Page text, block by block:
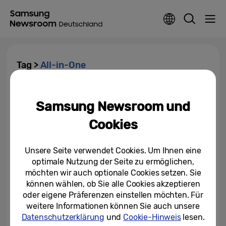
Tag >All-in-One
Content schnell verarbeiten und
verwalten: Samsung kündigt
seine neue...
25.01.2024
Schnelle Installation: Samsung
bringt neue Indoor LED-Displays
Samsung Newsroom und
Cookies
Unsere Seite verwendet Cookies. Um Ihnen eine
optimale Nutzung der Seite zu ermöglichen,
möchten wir auch optionale Cookies setzen. Sie
können wählen, ob Sie alle Cookies akzeptieren
oder eigene Präferenzen einstellen möchten. Für
weitere Informationen können Sie auch unsere
Datenschutzerklärung und Cookie-Hinweislesen.